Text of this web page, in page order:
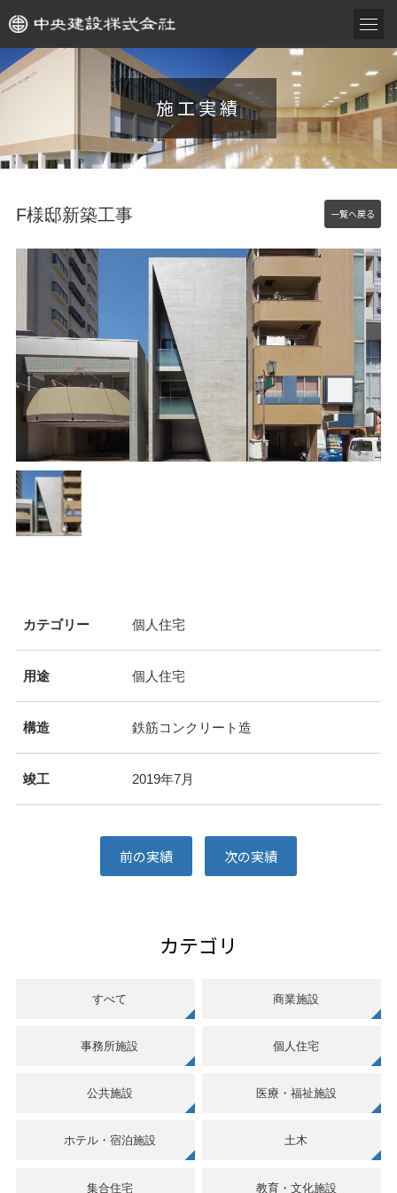
施工実績
F様邸新築工事 一覧へ戻る
カテゴリー 個人住宅
用途 個人住宅
構造 鉄筋コンクリート造
竣工 2019年7月
前の実績 次の実績
カテゴリ
すべて 商業施設
事務所施設 個人住宅
公共施設 医療・福祉施設
ホテル・宿泊施設 土木
集合住宅 教育・文化施設